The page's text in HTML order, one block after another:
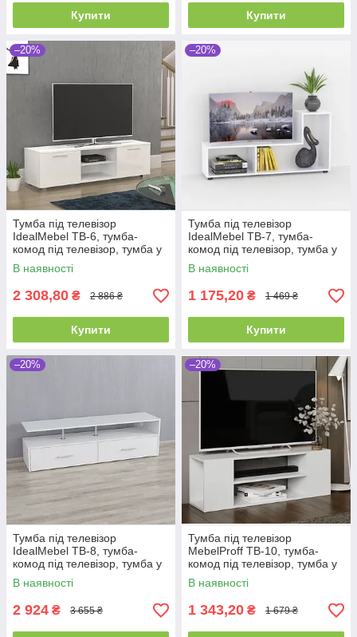
Купити Купити
–20%
Тумба під телевізор
IdealMebel ТВ-6, тумба-
комод під телевізор, тумба у
вітальню, тумбочка
В наявності
2 308,80 ₴ 2 886 ₴
Купити
–20%
Тумба під телевізор
IdealMebel ТВ-7, тумба-
комод під телевізор, тумба у
вітальню, тумбочка
В наявності
1 175,20 ₴ 1 469 ₴
Купити
–20%
Тумба під телевізор
IdealMebel ТВ-8, тумба-
комод під телевізор, тумба у
вітальню, тумбочка
В наявності
2 924 ₴ 3 655 ₴
–20%
Тумба під телевізор
MebelProff ТВ-10, тумба-
комод під телевізор, тумба у
вітальню, тумбочка
В наявності
1 343,20 ₴ 1 679 ₴